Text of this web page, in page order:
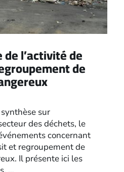
l’activité de
de
sur
des déchets, le
concernant
et regroupement de
Il présente ici les